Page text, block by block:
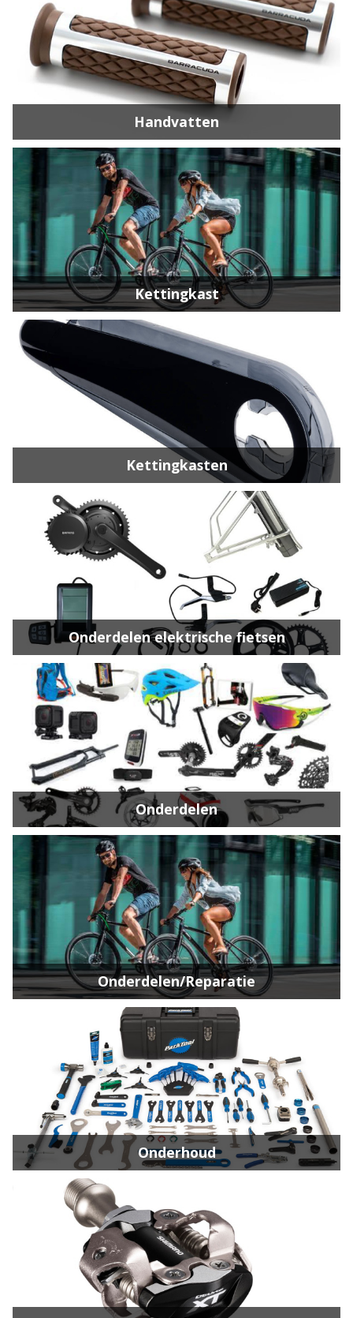
Handvatten
Kettingkast
Kettingkasten
Onderdelen elektrische fietsen
Onderdelen
Onderdelen/Reparatie
Onderhoud